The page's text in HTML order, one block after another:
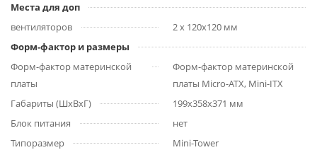
Места для доп
вентиляторов
2 x 120x120 мм
Форм-фактор и размеры
Форм-фактор материнской
платы
Форм-фактор материнской
платы Micro-ATX, Mini-ITX
Габариты (ШхВхГ)
199x358x371 мм
Блок питания
нет
Типоразмер
Mini-Tower